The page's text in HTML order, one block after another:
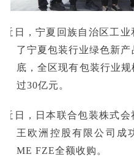
近日，宁夏回族自治区工
了宁夏包装行业绿色新
底，全区现有包装行业
过30亿元。
近日，日本联合包装株式
王欧洲控股有限公司成
ME FZE全额收购。